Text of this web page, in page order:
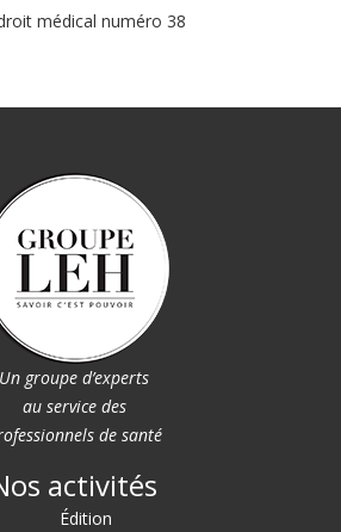
médical numéro 38
Un groupe d’experts
au service des
de santé
activités
Édition